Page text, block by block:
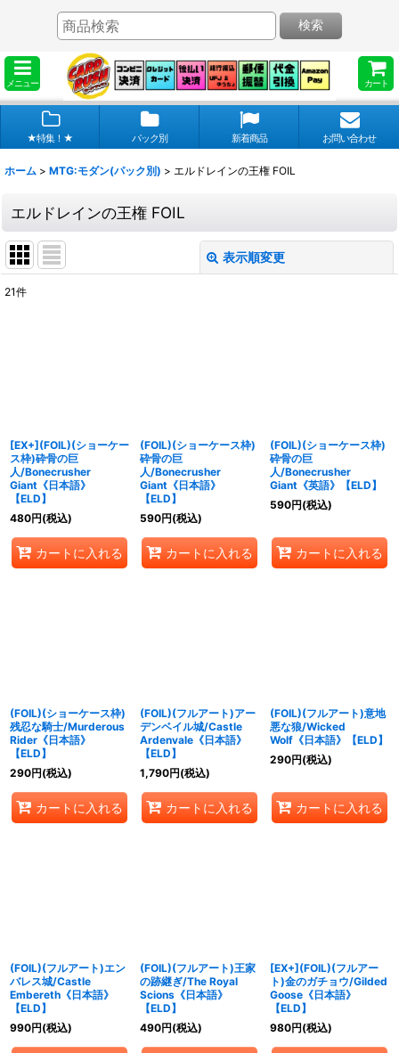
メニュー カート
検索
★特集！★ パック別 新着商品 お問い合わせ
ホーム > MTG:モダン(パック別) > エルドレインの王権 FOIL
エルドレインの王権 FOIL
表示順変更
絞り込む
21件
[EX+](FOIL)(ショーケー
ス枠)砕骨の巨
人/Bonecrusher
Giant《日本語》
【ELD】
480円(税込)
カートに入れる
(FOIL)(ショーケース枠)
砕骨の巨
人/Bonecrusher
Giant《日本語》
【ELD】
590円(税込)
カートに入れる
(FOIL)(ショーケース枠)
砕骨の巨
人/Bonecrusher
Giant《英語》【ELD】
590円(税込)
カートに入れる
(FOIL)(ショーケース枠)
残忍な騎士/Murderous
Rider《日本語》
【ELD】
290円(税込)
カートに入れる
(FOIL)(フルアート)アー
デンベイル城/Castle
Ardenvale《日本語》
【ELD】
1,790円(税込)
カートに入れる
(FOIL)(フルアート)意地
悪な狼/Wicked
Wolf《日本語》【ELD】
290円(税込)
カートに入れる
(FOIL)(フルアート)エン
バレス城/Castle
Embereth《日本語》
【ELD】
990円(税込)
(FOIL)(フルアート)王家
の跡継ぎ/The Royal
Scions《日本語》
【ELD】
490円(税込)
[EX+](FOIL)(フルアー
ト)金のガチョウ/Gilded
Goose《日本語》
【ELD】
980円(税込)